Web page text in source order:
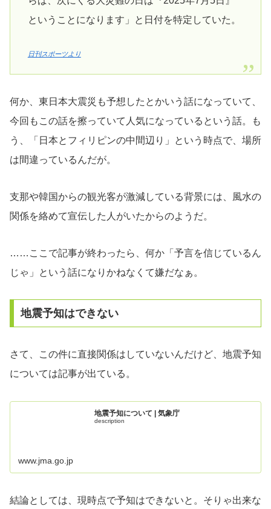
ということになります」と日付を特定していた。
日刊スポーツより
何か、東日本大震災も予想したとかいう話になっていて、
今回もこの話を擦っていて人気になっているという話。も
う、「日本とフィリピンの中間辺り」という時点で、場所
は間違っているんだが。
支那や韓国からの観光客が激減している背景には、風水の
関係を絡めて宣伝した人がいたからのようだ。
……ここで記事が終わったら、何か「予言を信じているん
じゃ」という話になりかねなくて嫌だなぁ。
地震予知はできない
さて、この件に直接関係はしていないんだけど、地震予知
については記事が出ている。
地震予知について | 気象庁
description
www.jma.go.jp
結論としては、現時点で予知はできないと。そりゃ出来な